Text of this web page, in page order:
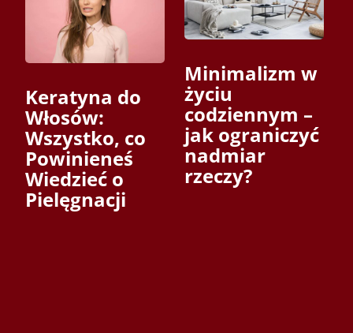
Keratyna do
Włosów:
Wszystko, co
Powinieneś
Wiedzieć o
Pielęgnacji
Minimalizm w
życiu
codziennym –
jak ograniczyć
nadmiar
rzeczy?